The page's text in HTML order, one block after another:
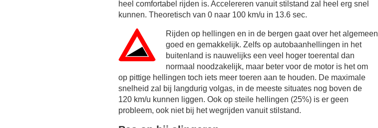
heel comfortabel rijden is. Accelereren vanuit stilstand zal heel erg snel
kunnen. Theoretisch van 0 naar 100 km/u in 13.6 sec.
Rijden op hellingen en in de bergen gaat over het algemeen
goed en gemakkelijk. Zelfs op autobaanhellingen in het
buitenland is nauwelijks een veel hoger toerental dan
normaal noodzakelijk, maar beter voor de motor is het om
op pittige hellingen toch iets meer toeren aan te houden. De maximale
snelheid zal bij langdurig volgas, in de meeste situates nog boven de
120 km/u kunnen liggen. Ook op steile hellingen (25%) is er geen
probleem, ook niet bij het wegrijden vanuit stilstand.